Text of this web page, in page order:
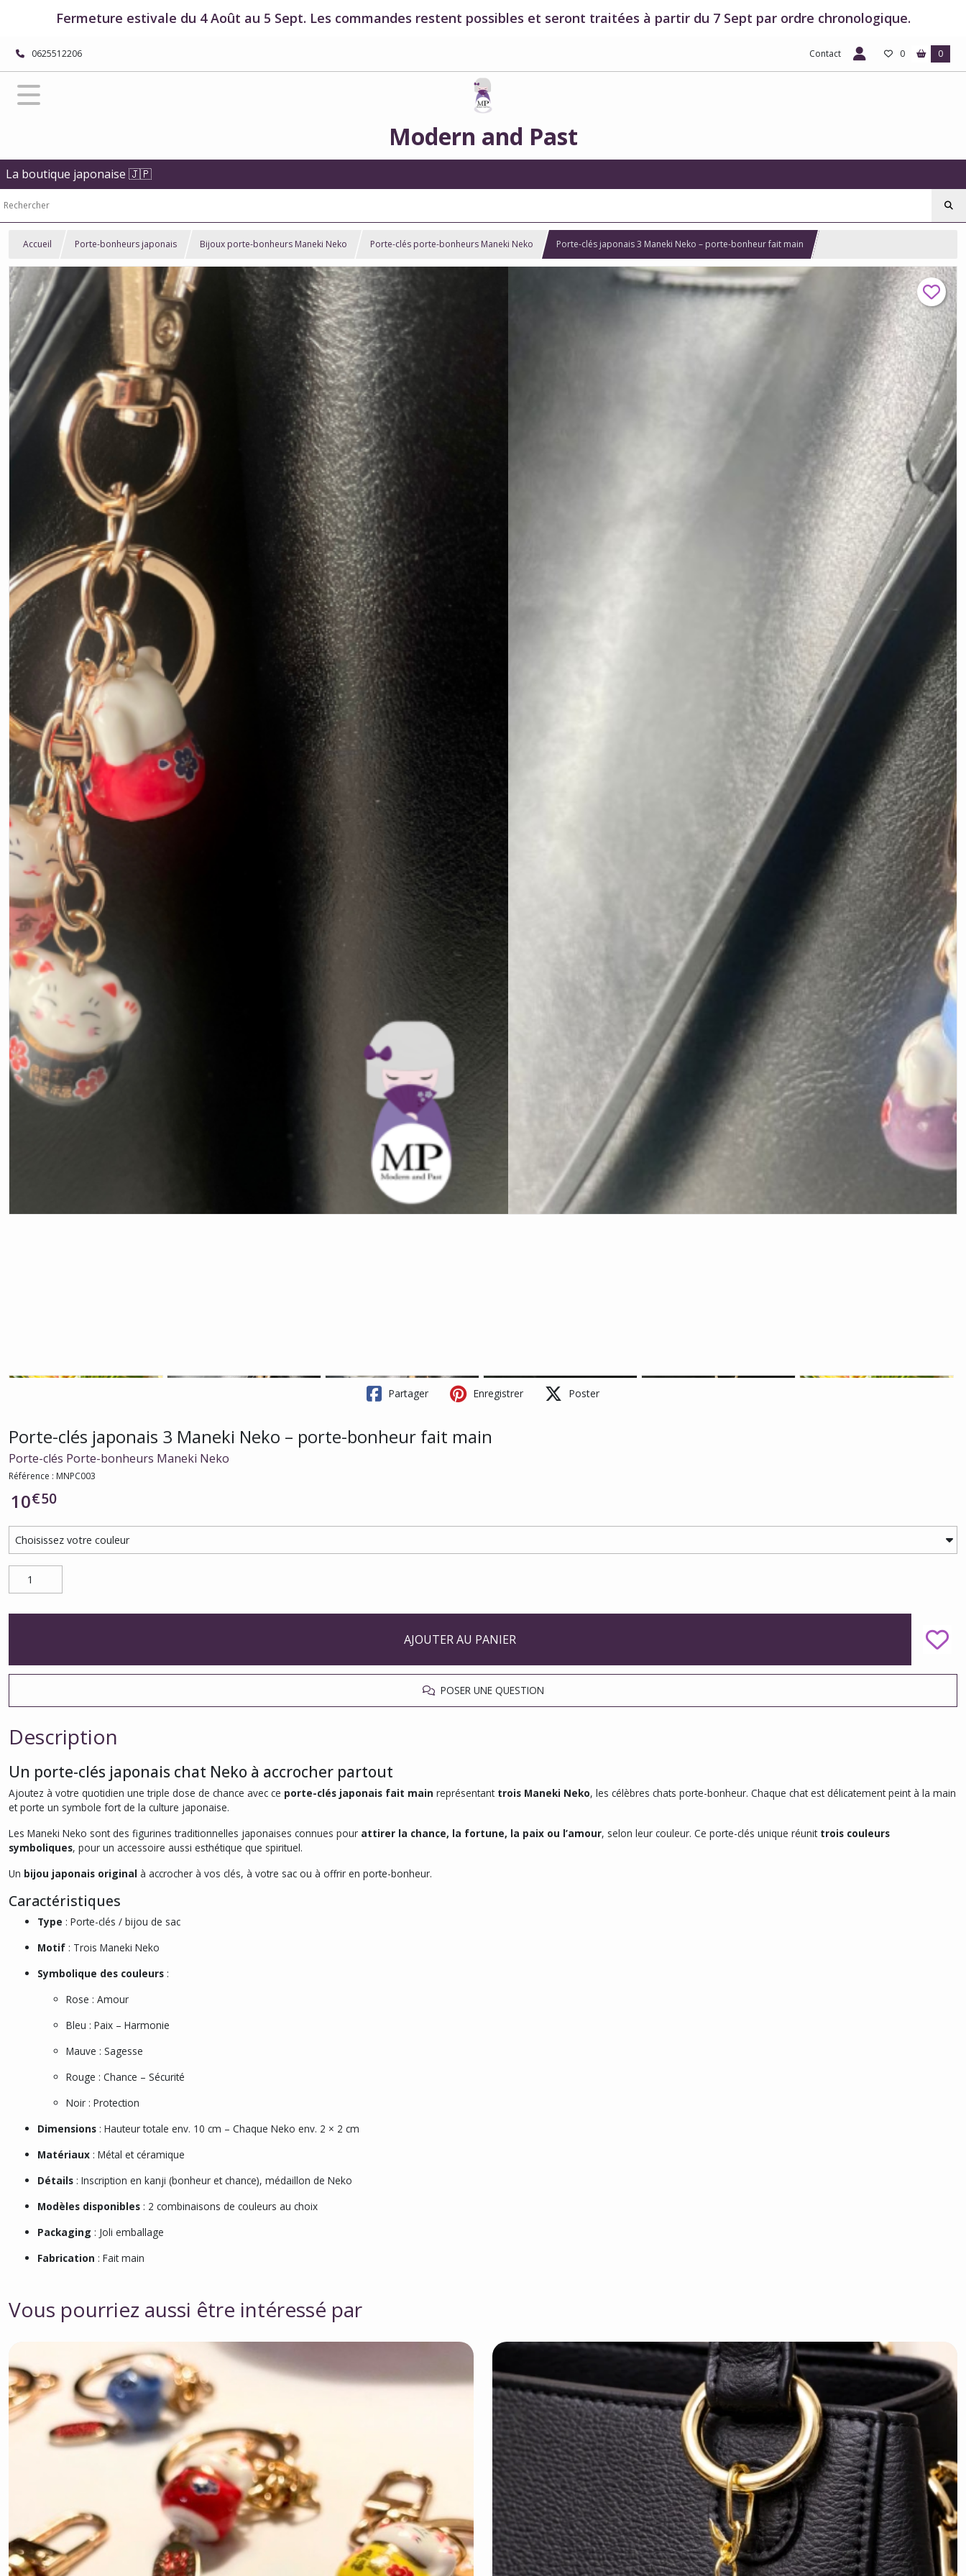
Fermeture estivale du 4 Août au 5 Sept. Les commandes restent possibles et seront traitées à partir du 7 Sept par ordre chronologique.
0625512206 Contact 0 0
Modern and Past
La boutique japonaise 🇯🇵
Accueil Porte-bonheurs japonais Bijoux porte-bonheurs Maneki Neko Porte-clés porte-bonheurs Maneki Neko Porte-clés japonais 3 Maneki Neko – porte-bonheur fait main
Partager Enregistrer Poster
Porte-clés japonais 3 Maneki Neko – porte-bonheur fait main
Porte-clés Porte-bonheurs Maneki Neko
Référence : MNPC003
10€50
AJOUTER AU PANIER
POSER UNE QUESTION
Description
Un porte-clés japonais chat Neko à accrocher partout
Ajoutez à votre quotidien une triple dose de chance avec ce porte-clés japonais fait main représentant trois Maneki Neko, les célèbres chats porte-bonheur. Chaque chat est délicatement peint à la main
et porte un symbole fort de la culture japonaise.
Les Maneki Neko sont des figurines traditionnelles japonaises connues pour attirer la chance, la fortune, la paix ou l’amour, selon leur couleur. Ce porte-clés unique réunit trois couleurs
symboliques, pour un accessoire aussi esthétique que spirituel.
Un bijou japonais original à accrocher à vos clés, à votre sac ou à offrir en porte-bonheur.
Caractéristiques
Type : Porte-clés / bijou de sac
Motif : Trois Maneki Neko
Symbolique des couleurs :
Rose : Amour
Bleu : Paix – Harmonie
Mauve : Sagesse
Rouge : Chance – Sécurité
Noir : Protection
Dimensions : Hauteur totale env. 10 cm – Chaque Neko env. 2 × 2 cm
Matériaux : Métal et céramique
Détails : Inscription en kanji (bonheur et chance), médaillon de Neko
Modèles disponibles : 2 combinaisons de couleurs au choix
Packaging : Joli emballage
Fabrication : Fait main
Vous pourriez aussi être intéressé par